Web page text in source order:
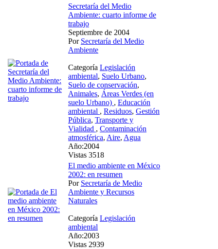
Secretaría del Medio
Ambiente: cuarto informe de
trabajo
Septiembre de 2004
Por Secretaría del Medio
Ambiente
Categoría Legislación
ambiental, Suelo Urbano,
Suelo de conservación,
Animales, Áreas Verdes (en
suelo Urbano) , Educación
ambiental , Residuos, Gestión
Pública, Transporte y
Vialidad , Contaminación
atmosférica, Aire, Agua
Año:2004
Vistas 3518
El medio ambiente en México
2002: en resumen
Por Secretaría de Medio
Ambiente y Recursos
Naturales
Categoría Legislación
ambiental
Año:2003
Vistas 2939